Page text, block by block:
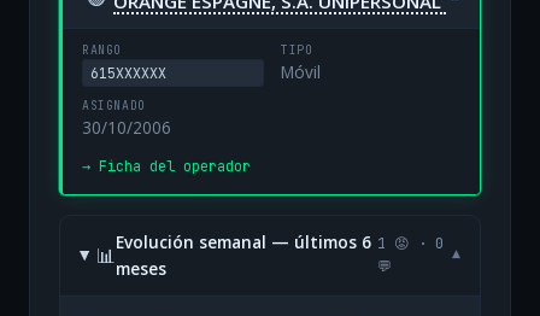
RANGO
615XXXXXX
TIPO
Móvil
ASIGNADO
30/10/2006
→ Ficha del operador
📊
Evolución semanal — últimos 6
meses
1 😡 · 0
💬
▾